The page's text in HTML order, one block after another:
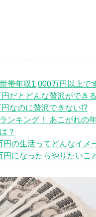
帯年収1,000万円以上で
だとどんな贅沢ができ
なのに贅沢できない!?
ンキング！ あこがれの
？
円の生活ってどんなイメ
円になったらやりたいこ